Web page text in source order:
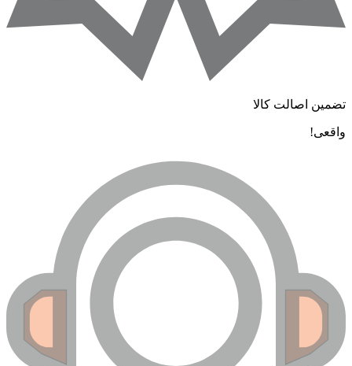
تضمین اصالت کالا
واقعی!